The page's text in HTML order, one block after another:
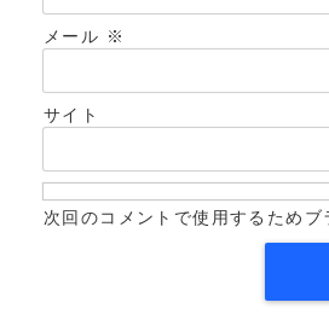
メール ※
サイト
次回のコメントで使用するため